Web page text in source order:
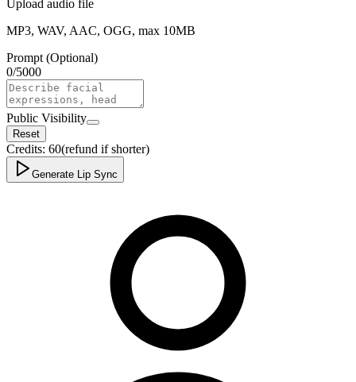
Upload audio file
MP3, WAV, AAC, OGG, max 10MB
Prompt (Optional)
0/5000
Public Visibility
Reset
Credits: 60(refund if shorter)
Generate Lip Sync